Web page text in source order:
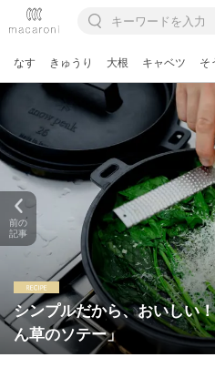
なす きゅうり 大根 キャベツ そ
シンプルだから、おいしい
ん草のソテー」
前の
記事